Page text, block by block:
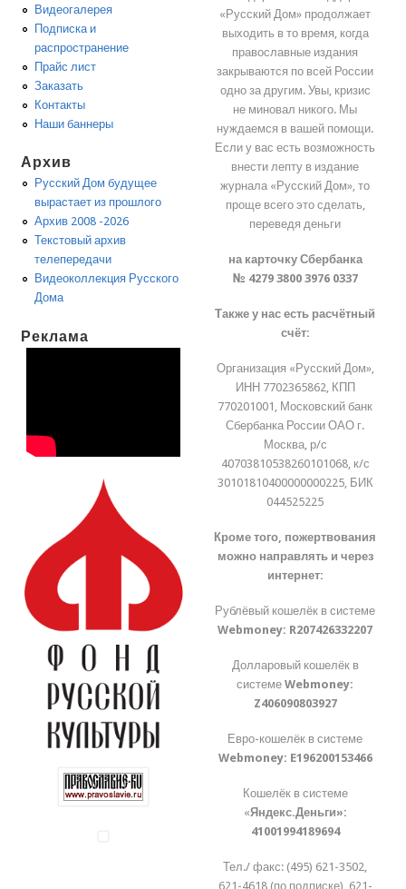
Видеогалерея
Подписка и
распространение
Прайс лист
Заказать
Контакты
Наши баннеры
Архив
Русский Дом будущее
вырастает из прошлого
Архив 2008 -2026
Текстовый архив
телепередачи
Видеоколлекция Русского
Дома
Реклама
«Русский Дом» продолжает
выходить в то время, когда
православные издания
закрываются по всей России
одно за другим. Увы, кризис
не миновал никого. Мы
нуждаемся в вашей помощи.
Если у вас есть возможность
внести лепту в издание
журнала «Русский Дом», то
проще всего это сделать,
переведя деньги
на карточку Сбербанка
№ 4279 3800 3976 0337
Также у нас есть расчётный
счёт:
Организация «Русский Дом»,
ИНН 7702365862, КПП
770201001, Московский банк
Сбербанка России ОАО г.
Москва, р/с
40703810538260101068, к/с
30101810400000000225, БИК
044525225
Кроме того, пожертвования
можно направлять и через
интернет:
Рублёвый кошелёк в системе
Webmoney: R207426332207
Долларовый кошелёк в
системеWebmoney:
Z406090803927
Евро-кошелёк в системе
Webmoney: E196200153466
Кошелёк в системе
«Яндекс.Деньги»:
41001994189694
Тел./ факс: (495) 621-3502,
621-4618 (по подписке), 621-